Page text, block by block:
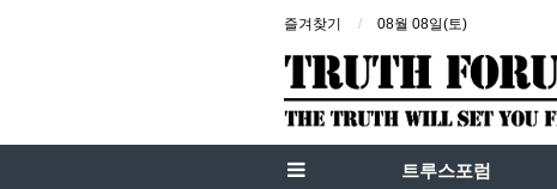
즐겨찾기 08월 08일(토)
트루스포럼